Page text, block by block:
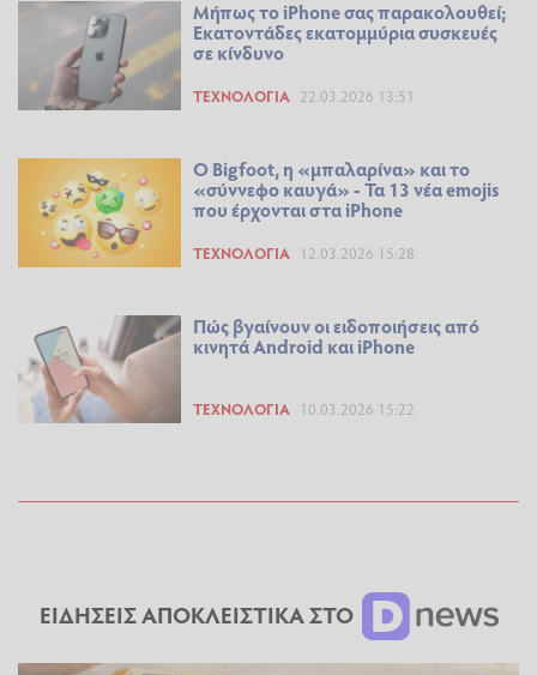
Μήπως το iPhone σας παρακολουθεί;
Εκατοντάδες εκατομμύρια συσκευές
σε κίνδυνο
ΤΕΧΝΟΛΟΓΊΑ 22.03.2026 13:51
Ο Bigfoot, η «μπαλαρίνα» και το
«σύννεφο καυγά» - Τα 13 νέα emojis
που έρχονται στα iPhone
ΤΕΧΝΟΛΟΓΊΑ 12.03.2026 15:28
Πώς βγαίνουν οι ειδοποιήσεις από
κινητά Android και iPhone
ΤΕΧΝΟΛΟΓΊΑ 10.03.2026 15:22
ΕΙΔΗΣΕΙΣ ΑΠΟΚΛΕΙΣΤΙΚΑ ΣΤΟ